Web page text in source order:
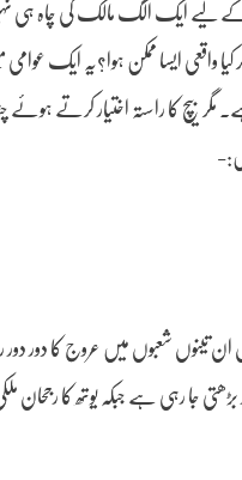
کے لیے ایک الگ مالک کی چاہ ہی
ایسا ممکن ہوا؟یہ ایک عوامی
مگر بیچ کا راستہ اختیار کرتے
شعبوں میں عروج کا دور دور
جا رہی ہے جبکہ یوتھ کا رجحان